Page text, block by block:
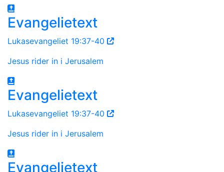
Evangelietext
Lukasevangeliet 19:37-40
Jesus rider in i Jerusalem
Evangelietext
Lukasevangeliet 19:37-40
Jesus rider in i Jerusalem
Evangelietext